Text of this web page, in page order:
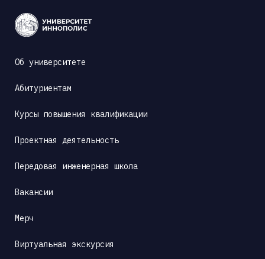
Об университете
Абитуриентам
Курсы повышения квалификации
Проектная деятельность
Передовая инженерная школа
Вакансии
Мерч
Виртуальная экскурсия